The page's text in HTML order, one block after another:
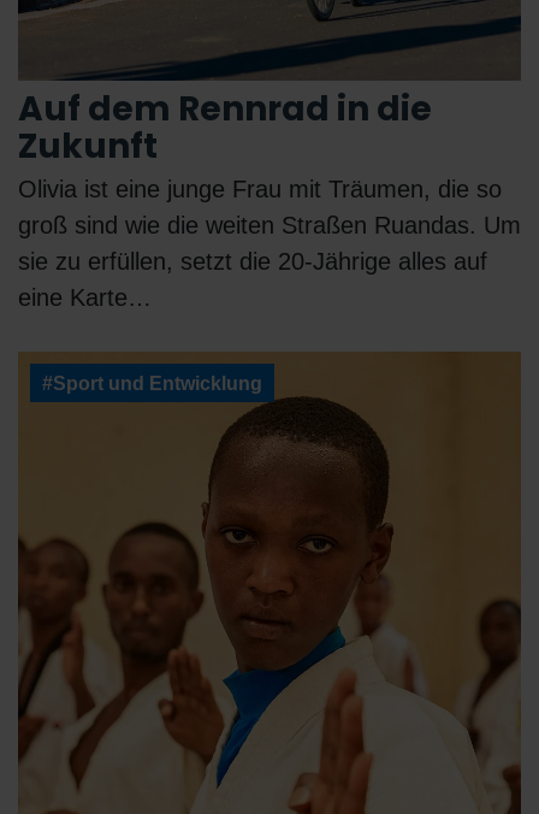
Auf dem Rennrad in die
Zukunft
Olivia ist eine junge Frau mit Träumen, die so
groß sind wie die weiten Straßen Ruandas. Um
sie zu erfüllen, setzt die 20-Jährige alles auf
eine Karte…
#Sport und Entwicklung